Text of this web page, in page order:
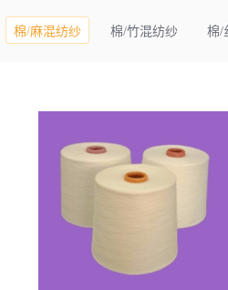
棉/麻混纺纱 棉/竹混纺纱 棉/